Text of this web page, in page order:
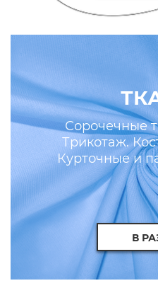
Сорочечные
Трикотаж.
Курточные и
В